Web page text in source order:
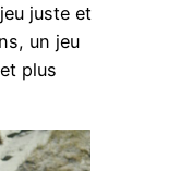
juste et
un jeu
plus